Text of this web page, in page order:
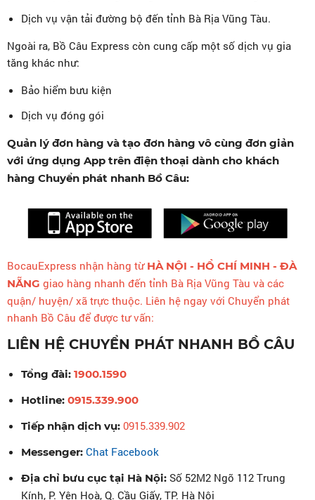
Dịch vụ vận tải đường bộ đến tỉnh Bà Rịa Vũng Tàu.
Ngoài ra, Bồ Câu Express còn cung cấp một số dịch vụ gia
tăng khác như:
Bảo hiểm bưu kiện
Dịch vụ đóng gói
Quản lý đơn hàng và tạo đơn hàng vô cùng đơn giản
với ứng dụng App trên điện thoại dành cho khách
hàng Chuyển phát nhanh Bồ Câu:
BocauExpress nhận hàng từ HÀ NỘI - HỒ CHÍ MINH - ĐÀ
NẴNG giao hàng nhanh đến tỉnh Bà Rịa Vũng Tàu và các
quận/ huyện/ xã trực thuộc. Liên hệ ngay với Chuyển phát
nhanh Bồ Câu để được tư vấn:
LIÊN HỆ CHUYỂN PHÁT NHANH BỒ CÂU
Tổng đài: 1900.1590
Hotline: 0915.339.900
Tiếp nhận dịch vụ: 0915.339.902
Messenger: Chat Facebook
Địa chỉ bưu cục tại Hà Nội: Số 52M2 Ngõ 112 Trung
Kính, P. Yên Hoà, Q. Cầu Giấy, TP. Hà Nội